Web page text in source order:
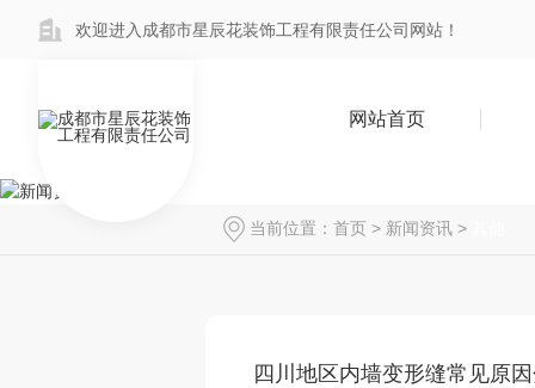
欢迎进入成都市星辰花装饰工程有限责任公司网站！
网站首页
当前位置： 首页 > 新闻资讯 >
四川地区内墙变形缝常见原